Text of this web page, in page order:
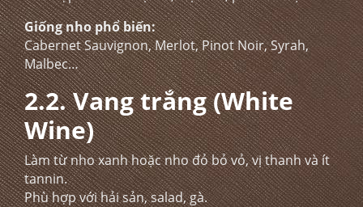
Giống nho phổ biến:
Cabernet Sauvignon, Merlot, Pinot Noir, Syrah,
Malbec…
2.2. Vang trắng (White
Wine)
Làm từ nho xanh hoặc nho đỏ bỏ vỏ, vị thanh và ít
tannin.
Phù hợp với hải sản, salad, gà.